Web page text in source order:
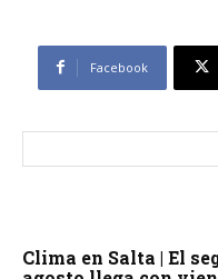
Facebook
Clima en Salta | El